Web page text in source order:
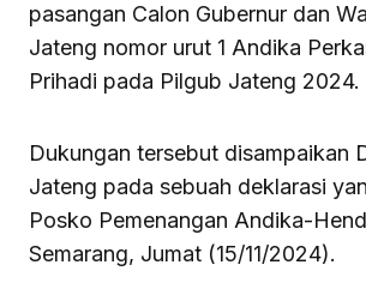
pasangan Calon Gubernur dan
Jateng nomor urut 1 Andika
Prihadi pada Pilgub Jateng 2024.
Dukungan tersebut disampaikan
Jateng pada sebuah deklarasi
Posko Pemenangan Andika-
Semarang, Jumat (15/11/2024).